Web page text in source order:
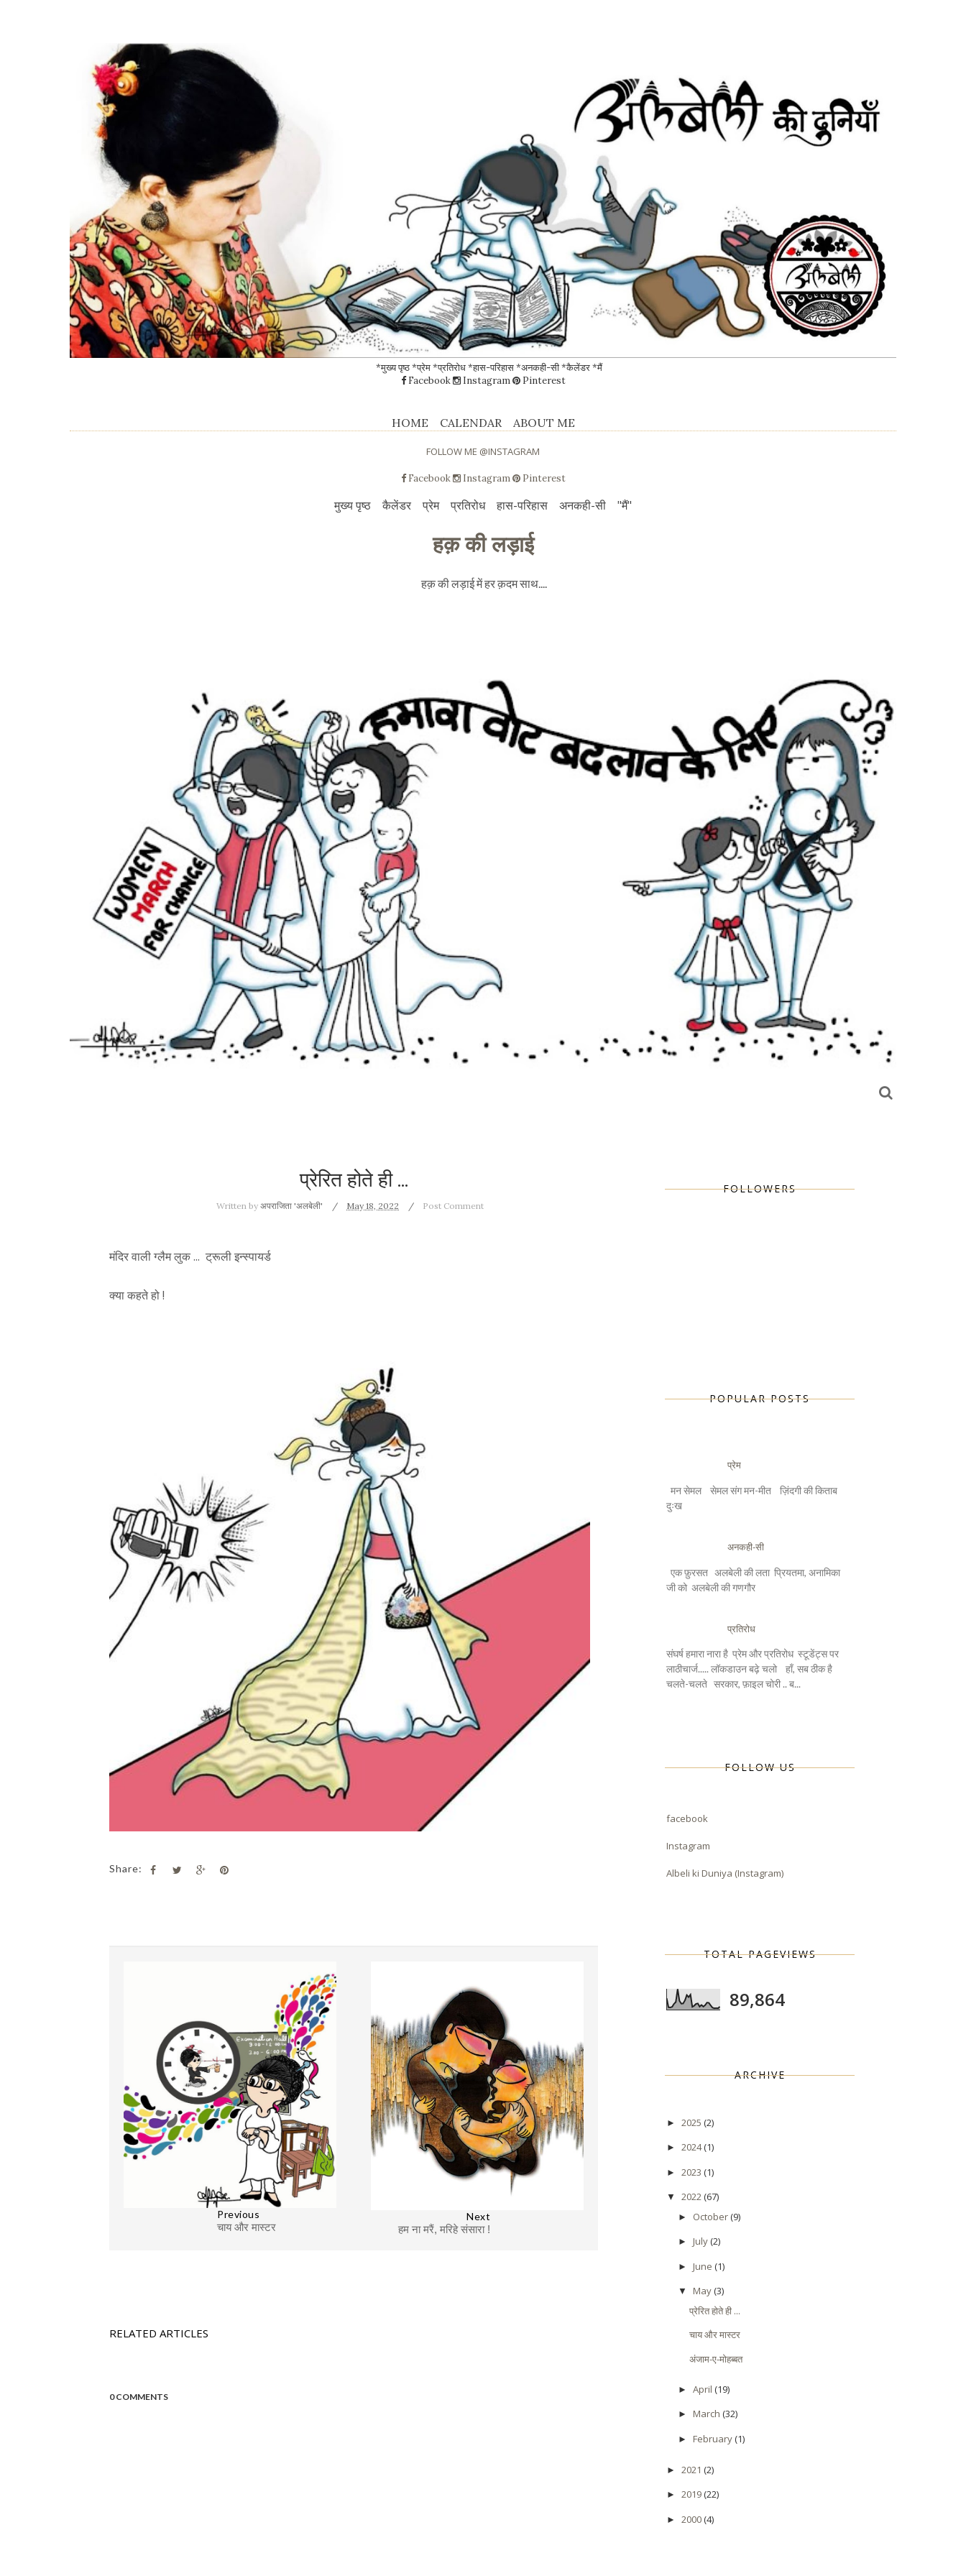
*मुख्य पृष्ठ*प्रेम*प्रतिरोध*हास-परिहास*अनकही-सी*कैलेंडर*मैं
Facebook
Instagram Pinterest
HOME CALENDAR ABOUT ME
FOLLOW ME @INSTAGRAM
Facebook Instagram Pinterest
मुख्य पृष्ठ कैलेंडर प्रेम प्रतिरोध हास-परिहास अनकही-सी "मैं"
हक़ की लड़ाई
हक़ की लड़ाई में हर क़दम साथ....
प्रेरित होते ही ...
Written by अपराजिता 'अलबेली' May 18, 2022 Post Comment
मंदिर वाली ग्लैम लुक ... ट्रूली इन्स्पायर्ड
क्या कहते हो !
Share:
Next
हम ना मरैं, मरिहे संसारा !
Previous
चाय और मास्टर
RELATED ARTICLES
0 COMMENTS
FOLLOWERS
POPULAR POSTS
प्रेम
मन सेमल सेमल संग मन-मीत ज़िंदगी की किताब
दुःख
अनकही-सी
एक फ़ुरसत अलबेली की लता प्रियतमा, अनामिका
जी को अलबेली की गणगौर
प्रतिरोध
संघर्ष हमारा नारा है प्रेम और प्रतिरोध स्टूडेंट्स पर
लाठीचार्ज..... लॉकडाउन बढ़े चलो हाँ, सब ठीक है
चलते-चलते सरकार, फ़ाइल चोरी .. ब...
FOLLOW US
facebook
Instagram
Albeli ki Duniya (Instagram)
TOTAL PAGEVIEWS
89,864
ARCHIVE
► 2025 (2)
► 2024(1)
► 2023 (1)
▼ 2022(67)
► October(9)
► July(2)
► June (1)
▼ May(3)
प्रेरित होते ही ...
चाय और मास्टर
अंजाम-ए-मोहब्बत
► April (19)
► March (32)
► February(1)
► 2021 (2)
► 2019(22)
► 2000(4)